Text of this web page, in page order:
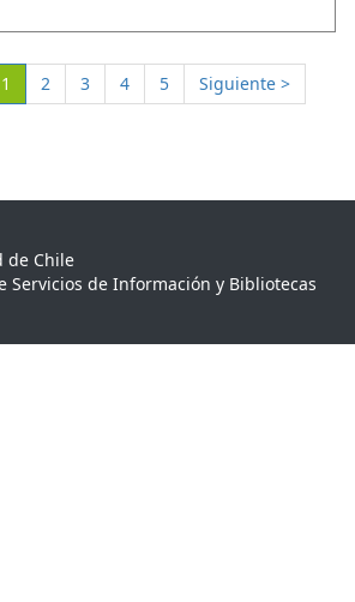
1 (Actual)
2 3 4 5
Siguiente >
de Chile
Servicios de Información y Bibliotecas